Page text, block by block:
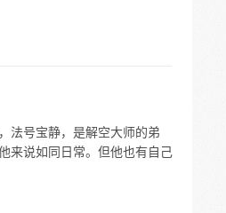
法号宝静，是解空大师的弟
来说如同日常。但他也有自己